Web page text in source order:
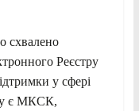
схвалено
Реєстру
у сфері
є МКСК,